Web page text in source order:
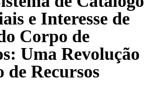
e Interesse de
Corpo de
Uma Revolução
de Recursos